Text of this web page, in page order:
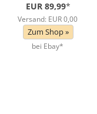
EUR 89,99*
Versand: EUR 0,00
Zum Shop »
bei Ebay*